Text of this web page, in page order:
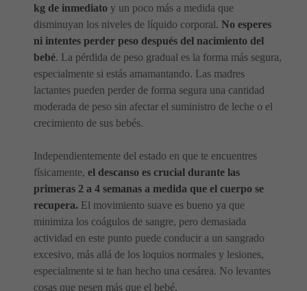
kg de inmediato y un poco más a medida que
disminuyan los niveles de líquido corporal. No esperes
ni intentes perder peso después del nacimiento del
bebé. La pérdida de peso gradual es la forma más segura,
especialmente si estás amamantando. Las madres
lactantes pueden perder de forma segura una cantidad
moderada de peso sin afectar el suministro de leche o el
crecimiento de sus bebés.
Independientemente del estado en que te encuentres
físicamente, el descanso es crucial durante las
primeras 2 a 4 semanas a medida que el cuerpo se
recupera. El movimiento suave es bueno ya que
minimiza los coágulos de sangre, pero demasiada
actividad en este punto puede conducir a un sangrado
excesivo, más allá de los loquios normales y lesiones,
especialmente si te han hecho una cesárea. No levantes
cosas que pesen más que el bebé.